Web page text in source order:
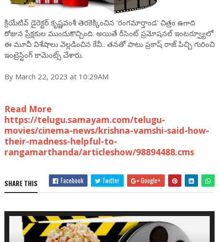
క్రియేటివ్ డైరెక్టర్ కృష్ణవంశీ తెరకెక్కించిన ‘రంగమార్తాండ’ చిత్రం ఉగాది
రోజున ప్రేక్షకుల ముందుకొచ్చింది. అయితే రీసెంట్ ప్రమోషనల్ ఇంటర్వ్యూలో
ఈ మూవీ విశేషాలు వెల్లడించిన కేవీ.. తనతో పాటు ప్రకాష్ రాజ్ పిచ్చి గురించి
ఇంట్రెస్టింగ్ కామెంట్స్ చేశారు.
By March 22, 2023 at 10:29AM
Read More
https://telugu.samayam.com/telugu-
movies/cinema-news/krishna-vamshi-said-how-
their-madness-helpful-to-
rangamarthanda/articleshow/98894488.cms
SHARE THIS Facebook Twitter Google+